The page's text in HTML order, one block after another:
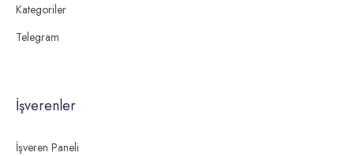
Kategoriler
Telegram
İşverenler
İşveren Paneli